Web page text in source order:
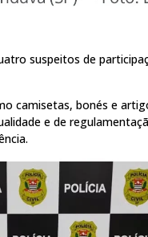
suspeitos de
camisetas, bonés e
e de